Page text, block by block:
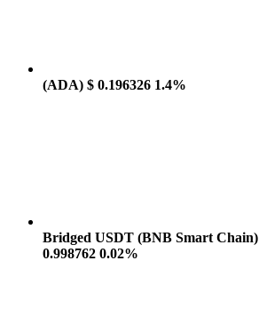
(ADA) $ 0.196326 1.4%
Bridged USDT (BNB Smart Chain)
0.998762 0.02%